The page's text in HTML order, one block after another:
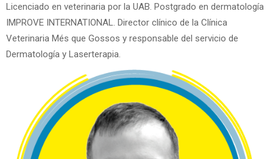
Licenciado en veterinaria por la UAB. Postgrado en dermatología
IMPROVE INTERNATIONAL. Director clínico de la Clínica
Veterinaria Més que Gossos y responsable del servicio de
Dermatología y Laserterapia.